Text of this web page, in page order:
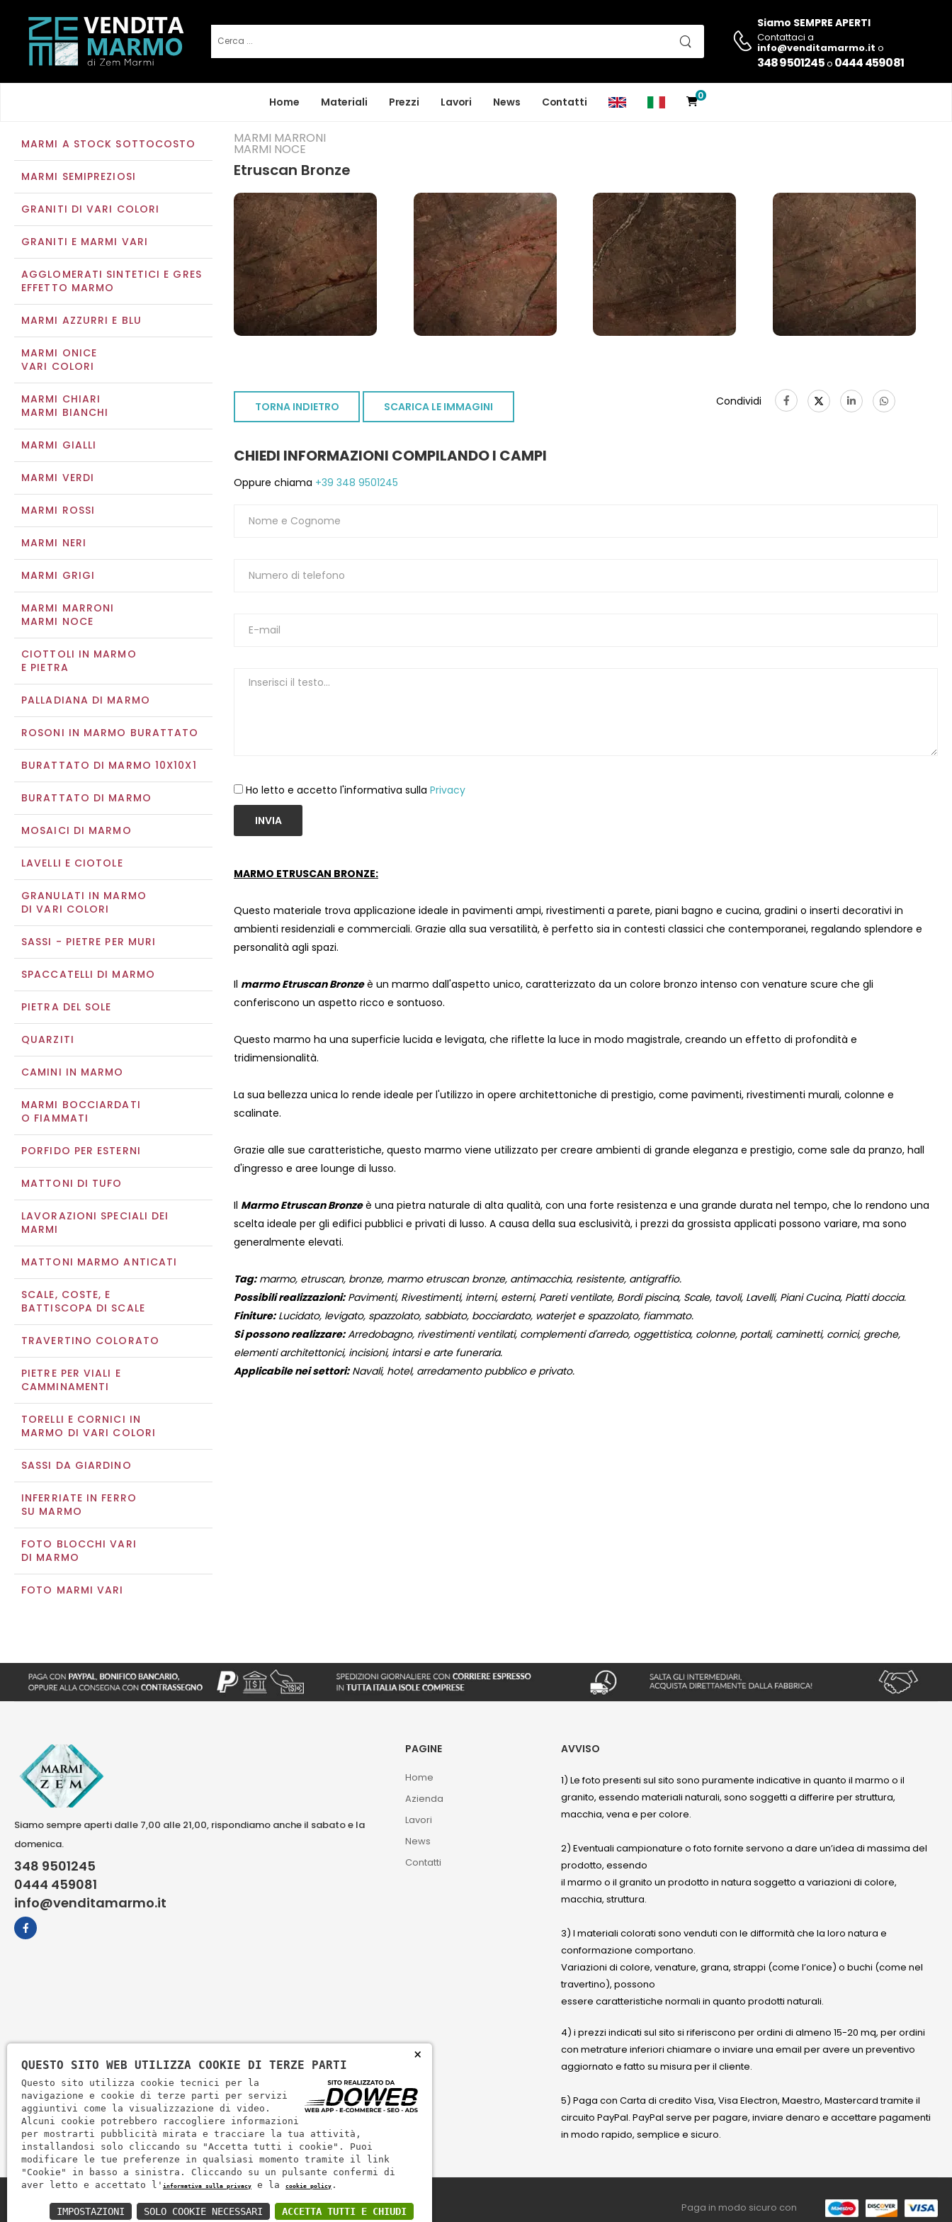
Siamo SEMPRE APERTI
Contattaci a
info@venditamarmo.it o
348 9501245o 0444 459081
Home Materiali Prezzi Lavori News Contatti 0
MARMI A STOCK SOTTOCOSTO
MARMI SEMIPREZIOSI
GRANITI DI VARI COLORI
GRANITI E MARMI VARI
AGGLOMERATI SINTETICI E GRES
EFFETTO MARMO
MARMI AZZURRI E BLU
MARMI ONICE
VARI COLORI
MARMI CHIARI
MARMI BIANCHI
MARMI GIALLI
MARMI VERDI
MARMI ROSSI
MARMI NERI
MARMI GRIGI
MARMI MARRONI
MARMI NOCE
CIOTTOLI IN MARMO
E PIETRA
PALLADIANA DI MARMO
ROSONI IN MARMO BURATTATO
BURATTATO DI MARMO 10X10X1
BURATTATO DI MARMO
MOSAICI DI MARMO
LAVELLI E CIOTOLE
GRANULATI IN MARMO
DI VARI COLORI
SASSI - PIETRE PER MURI
SPACCATELLI DI MARMO
PIETRA DEL SOLE
QUARZITI
CAMINI IN MARMO
MARMI BOCCIARDATI
O FIAMMATI
PORFIDO PER ESTERNI
MATTONI DI TUFO
LAVORAZIONI SPECIALI DEI
MARMI
MATTONI MARMO ANTICATI
SCALE, COSTE, E
BATTISCOPA DI SCALE
TRAVERTINO COLORATO
PIETRE PER VIALI E
CAMMINAMENTI
TORELLI E CORNICI IN
MARMO DI VARI COLORI
SASSI DA GIARDINO
INFERRIATE IN FERRO
SU MARMO
FOTO BLOCCHI VARI
DI MARMO
FOTO MARMI VARI
MARMI MARRONI
MARMI NOCE
Etruscan Bronze
TORNA INDIETRO SCARICA LE IMMAGINI Condividi
CHIEDI INFORMAZIONI COMPILANDO I CAMPI
Oppure chiama +39 348 9501245
Ho letto e accetto l'informativa sulla Privacy
INVIA
MARMO ETRUSCAN BRONZE:
Questo materiale trova applicazione ideale in pavimenti ampi, rivestimenti a parete, piani bagno e cucina, gradini o inserti decorativi in
ambienti residenziali e commerciali. Grazie alla sua versatilità, è perfetto sia in contesti classici che contemporanei, regalando splendore e
personalità agli spazi.
Il marmo Etruscan Bronzeè un marmo dall'aspetto unico, caratterizzato da un colore bronzo intenso con venature scure che gli
conferiscono un aspetto ricco e sontuoso.
Questo marmo ha una superficie lucida e levigata, che riflette la luce in modo magistrale, creando un effetto di profondità e
tridimensionalità.
La sua bellezza unica lo rende ideale per l'utilizzo in opere architettoniche di prestigio, come pavimenti, rivestimenti murali, colonne e
scalinate.
Grazie alle sue caratteristiche, questo marmo viene utilizzato per creare ambienti di grande eleganza e prestigio, come sale da pranzo, hall
d'ingresso e aree lounge di lusso.
Il Marmo Etruscan Bronzeè una pietra naturale di alta qualità, con una forte resistenza e una grande durata nel tempo, che lo rendono una
scelta ideale per gli edifici pubblici e privati di lusso. A causa della sua esclusività, i prezzi da grossista applicati possono variare, ma sono
generalmente elevati.
Tag:marmo, etruscan, bronze, marmo etruscan bronze, antimacchia, resistente, antigraffio.
Possibili realizzazioni:Pavimenti, Rivestimenti, interni, esterni, Pareti ventilate, Bordi piscina, Scale, tavoli, Lavelli, Piani Cucina, Piatti doccia.
Finiture:Lucidato, levigato, spazzolato, sabbiato, bocciardato, waterjet e spazzolato, fiammato.
Si possono realizzare:Arredobagno, rivestimenti ventilati, complementi d'arredo, oggettistica, colonne, portali, caminetti, cornici, greche,
elementi architettonici, incisioni, intarsi e arte funeraria.
Applicabile nei settori:Navali, hotel, arredamento pubblico e privato.
Siamo sempre aperti dalle 7,00 alle 21,00, rispondiamo anche il sabato e la
domenica.
348 9501245
0444 459081
info@venditamarmo.it
PAGINE
Home
Azienda
Lavori
News
Contatti
AVVISO
1) Le foto presenti sul sito sono puramente indicative in quanto il marmo o il
granito, essendo materiali naturali, sono soggetti a differire per struttura,
macchia, vena e per colore.
2) Eventuali campionature o foto fornite servono a dare un’idea di massima del
prodotto, essendo
il marmo o il granito un prodotto in natura soggetto a variazioni di colore,
macchia, struttura.
3) I materiali colorati sono venduti con le difformità che la loro natura e
conformazione comportano.
Variazioni di colore, venature, grana, strappi (come l’onice) o buchi (come nel
travertino), possono
essere caratteristiche normali in quanto prodotti naturali.
4) i prezzi indicati sul sito si riferiscono per ordini di almeno 15-20 mq, per ordini
con metrature inferiori chiamare o inviare una email per avere un preventivo
aggiornato e fatto su misura per il cliente.
5) Paga con Carta di credito Visa, Visa Electron, Maestro, Mastercard tramite il
circuito PayPal. PayPal serve per pagare, inviare denaro e accettare pagamenti
in modo rapido, semplice e sicuro.
Zem Marmi P.I. 03463990246 Paga in modo sicuro con
×
QUESTO SITO WEB UTILIZZA COOKIE DI TERZE PARTI
Questo sito utilizza cookie tecnici per la
navigazione e cookie di terze parti per servizi
aggiuntivi come la visualizzazione di video.
Alcuni cookie potrebbero raccogliere informazioni
per mostrarti pubblicità mirata e tracciare la tua attività,
installandosi solo cliccando su "Accetta tutti i cookie". Puoi
modificare le tue preferenze in qualsiasi momento tramite il link
"Cookie" in basso a sinistra. Cliccando su un pulsante confermi di
aver letto e accettato l' informativa sulla privacy e la cookie policy .
ACCETTA TUTTI E CHIUDI
SOLO COOKIE NECESSARI
IMPOSTAZIONI